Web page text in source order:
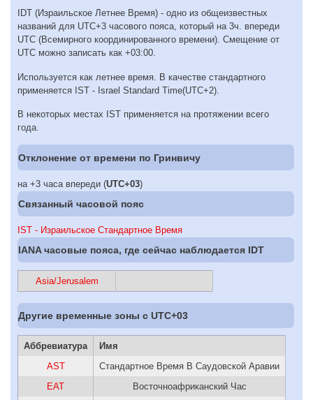
IDT (Израильское Летнее Время) - одно из общеизвестных
названий для UTC+3 часового пояса, который на 3ч. впереди
UTC (Всемирного координированного времени). Смещение от
UTC можно записать как +03:00.
Используется как летнее время. В качестве стандартного
применяется IST - Israel Standard Time(UTC+2).
В некоторых местах IST применяется на протяжении всего
года.
Отклонение от времени по Гринвичу
на +3 часа впереди (UTC+03)
Связанный часовой пояс
IST - Израильское Стандартное Время
IANA часовые пояса, где сейчас наблюдается IDT
Asia/Jerusalem
Другие временные зоны c UTC+03
Аббревиатура
Имя
AST
Стандартное Время В Саудовской Аравии
EAT
Восточноафриканский Час